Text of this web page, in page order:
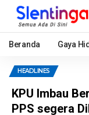
Beranda Gaya
HEADLINES
KPU Imbau
PPS segera